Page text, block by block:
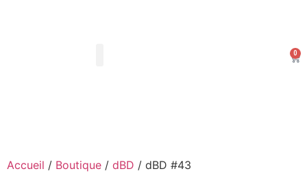
0
Accueil / Boutique / dBD / dBD #43